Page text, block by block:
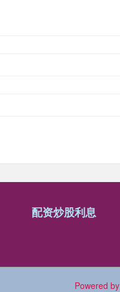
配资炒股利息
Powered by